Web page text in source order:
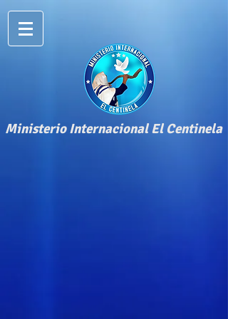
​Ministerio Internacional El Centinela​